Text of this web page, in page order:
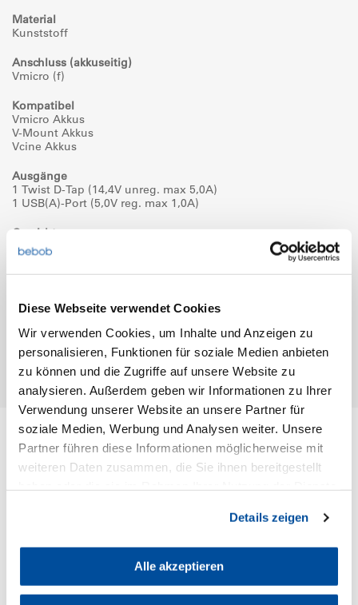
Diese Webseite verwendet Cookies
Wir verwenden Cookies, um Inhalte und Anzeigen zu
personalisieren, Funktionen für soziale Medien anbieten
zu können und die Zugriffe auf unsere Website zu
analysieren. Außerdem geben wir Informationen zu Ihrer
Verwendung unserer Website an unsere Partner für
soziale Medien, Werbung und Analysen weiter. Unsere
Partner führen diese Informationen möglicherweise mit
weiteren Daten zusammen, die Sie ihnen bereitgestellt
Cookies, wenn Sie unsere Webseite weiterhin nutzen.
Details zeigen
Alle akzeptieren
Material
Kunststoff
Anschluss (akkuseitig)
Vmicro (f)
Kompatibel
Vmicro Akkus
V-Mount Akkus
Vcine Akkus
Ausgänge
1 Twist D-Tap (14,4V unreg. max 5,0A)
1 USB(A)-Port (5,0V reg. max 1,0A)
Gewicht
77g
Maße (BxHxT)
2 Jahre
Typisch bebob – weitere Features
Downloads & wichtige Informationen
Benutzer- und Transport-Informationen
Bilddateien